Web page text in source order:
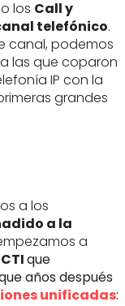
los Call y
telefónico.
canal, podemos
las que coparon
IP con la
grandes
a los
a la
a
que
años después
unificadas: